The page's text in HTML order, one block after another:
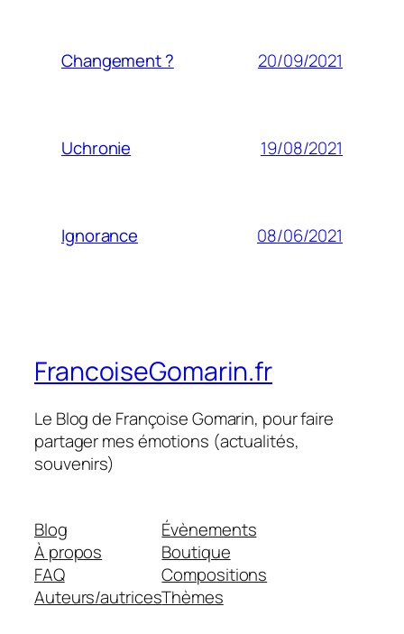
Changement ? 20/09/2021
Uchronie 19/08/2021
Ignorance 08/06/2021
FrancoiseGomarin.fr
Le Blog de Françoise Gomarin, pour faire
partager mes émotions (actualités,
souvenirs)
Blog
À propos
FAQ
Auteurs/autrices
Évènements
Boutique
Compositions
Thèmes